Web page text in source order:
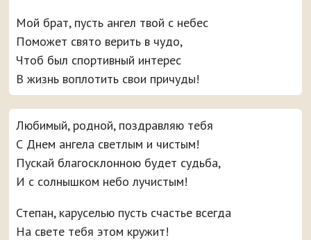
Мой брат, пусть ангел твой с небес
Поможет свято верить в чудо,
Чтоб был спортивный интерес
В жизнь воплотить свои причуды!
Любимый, родной, поздравляю тебя
С Днем ангела светлым и чистым!
Пускай благосклонною будет судьба,
И с солнышком небо лучистым!
Степан, каруселью пусть счастье всегда
На свете тебя этом кружит!